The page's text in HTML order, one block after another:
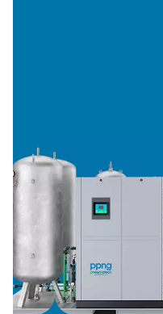
Utformad med
gasleveranser.
3. Tillförlitlig
Inget beroende av
nitrogengenerering
4. Ingen logistik
Slipp inköp,